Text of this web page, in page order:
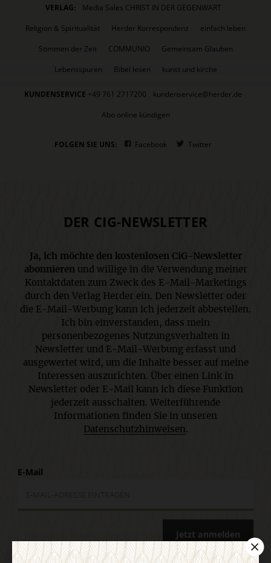
VERLAG:
Media Sales CHRIST IN DER GEGENWART
Religion & Spiritualität
Herder Korrespondenz
einfach leben
Stimmen der Zeit
COMMUNIO
Gemeinsam Glauben
Lebensspuren
Bibel lesen kunst und kirche
KUNDENSERVICE +49 761 2717200
kundenservice@herder.de
Abo online kündigen
FOLGEN SIE UNS: Facebook Twitter
DER CIG-NEWSLETTER
Ja, ich möchte den kostenlosen CiG-Newsletter
abonnieren und willige in die Verwendung meiner
Kontaktdaten zum Zweck des E-Mail-Marketings
durch den Verlag Herder ein. Den Newsletter oder
die E-Mail-Werbung kann ich jederzeit abbestellen.
Ich bin einverstanden, dass mein
personenbezogenes Nutzungsverhalten in
Newsletter und E-Mail-Werbung erfasst und
ausgewertet wird, um die Inhalte besser auf meine
Interessen auszurichten. Über einen Link in
Newsletter oder E-Mail kann ich diese Funktion
jederzeit ausschalten. Weiterführende
Informationen finden Sie in unseren
Datenschutzhinweisen .
E-Mail
Jetzt anmelden